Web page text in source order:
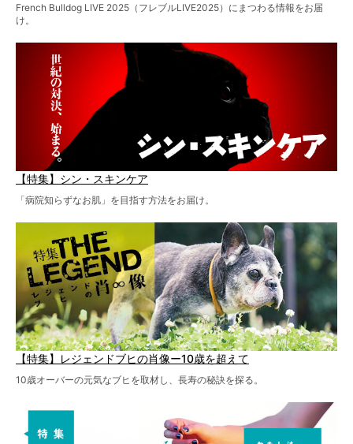
French Bulldog LIVE 2025（フレブルLIVE2025）にまつわる情報をお届
け。
【特集】シン・スキンケア
「病院知らずなお肌」を目指す方法をお届け。
【特集】レジェンドブヒの肖像ー10歳を超えて
10歳オーバーの元気なブヒを取材し、長寿の秘訣を探る。